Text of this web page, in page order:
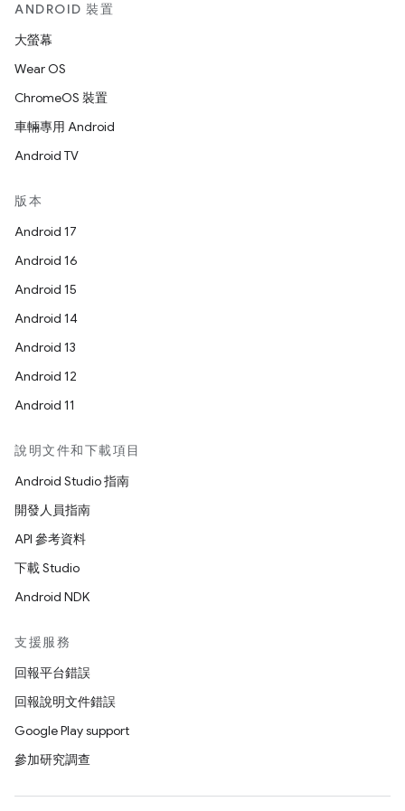
ANDROID 裝置
大螢幕
Wear OS
ChromeOS 裝置
車輛專用 Android
Android TV
版本
Android 17
Android 16
Android 15
Android 14
Android 13
Android 12
Android 11
說明文件和下載項目
Android Studio 指南
開發人員指南
API 參考資料
下載 Studio
Android NDK
支援服務
回報平台錯誤
回報說明文件錯誤
Google Play support
參加研究調查